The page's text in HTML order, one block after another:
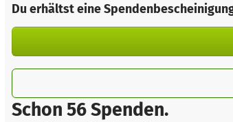
Schon 56 Spenden.
Du erhältst eine